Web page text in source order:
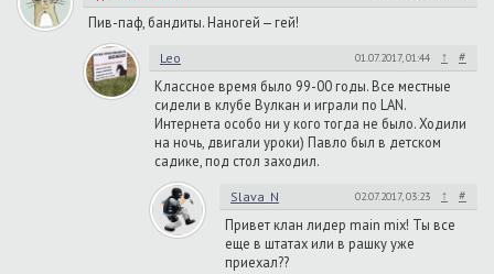
Пив-паф, бандиты. Наногей — гей!
Leo 01.07.2017, 01:44 ↑ #
Классное время было 99-00 годы. Все местные
сидели в клубе Вулкан и играли по LAN.
Интернета особо ни у кого тогда не было. Ходили
на ночь, двигали уроки) Павло был в детском
садике, под стол заходил.
Slava_N 02.07.2017, 03:23 ↑ #
Привет клан лидер main mix! Ты все
еще в штатах или в рашку уже
приехал??